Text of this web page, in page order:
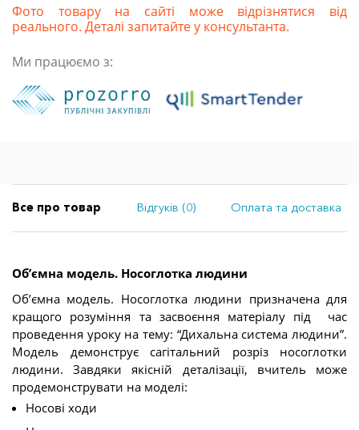
Фото товару на сайті може відрізнятися від
реального. Деталі запитайте у консультанта.
Ми працюємо з:
Все про товар Відгуків (0) Оплата та доставка
Обʼємна модель. Носоглотка людини
Обʼємна модель. Носоглотка людини призначена для
кращого розуміння та засвоєння матеріалу під час
проведення уроку на тему: “Дихальна система людини”.
Модель демонструє сагітальний розріз носоглотки
людини. Завдяки якісній деталізації, вчитель може
продемонструвати на моделі:
Носові ходи